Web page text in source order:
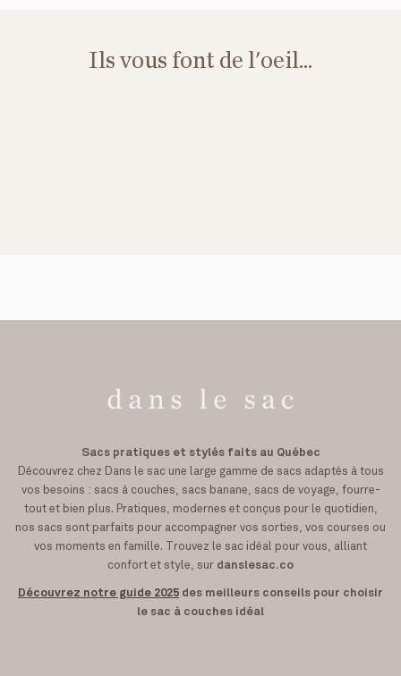
Ils vous font de l'oeil...
Sacs pratiques et stylés faits au Québec
Découvrez chez Dans le sac une large gamme de sacs adaptés à tous
vos besoins : sacs à couches, sacs banane, sacs de voyage, fourre-
tout et bien plus. Pratiques, modernes et conçus pour le quotidien,
nos sacs sont parfaits pour accompagner vos sorties, vos courses ou
vos moments en famille. Trouvez le sac idéal pour vous, alliant
confort et style, sur danslesac.co
Découvrez notre guide 2025 des meilleurs conseils pour choisir
le sac à couches idéal